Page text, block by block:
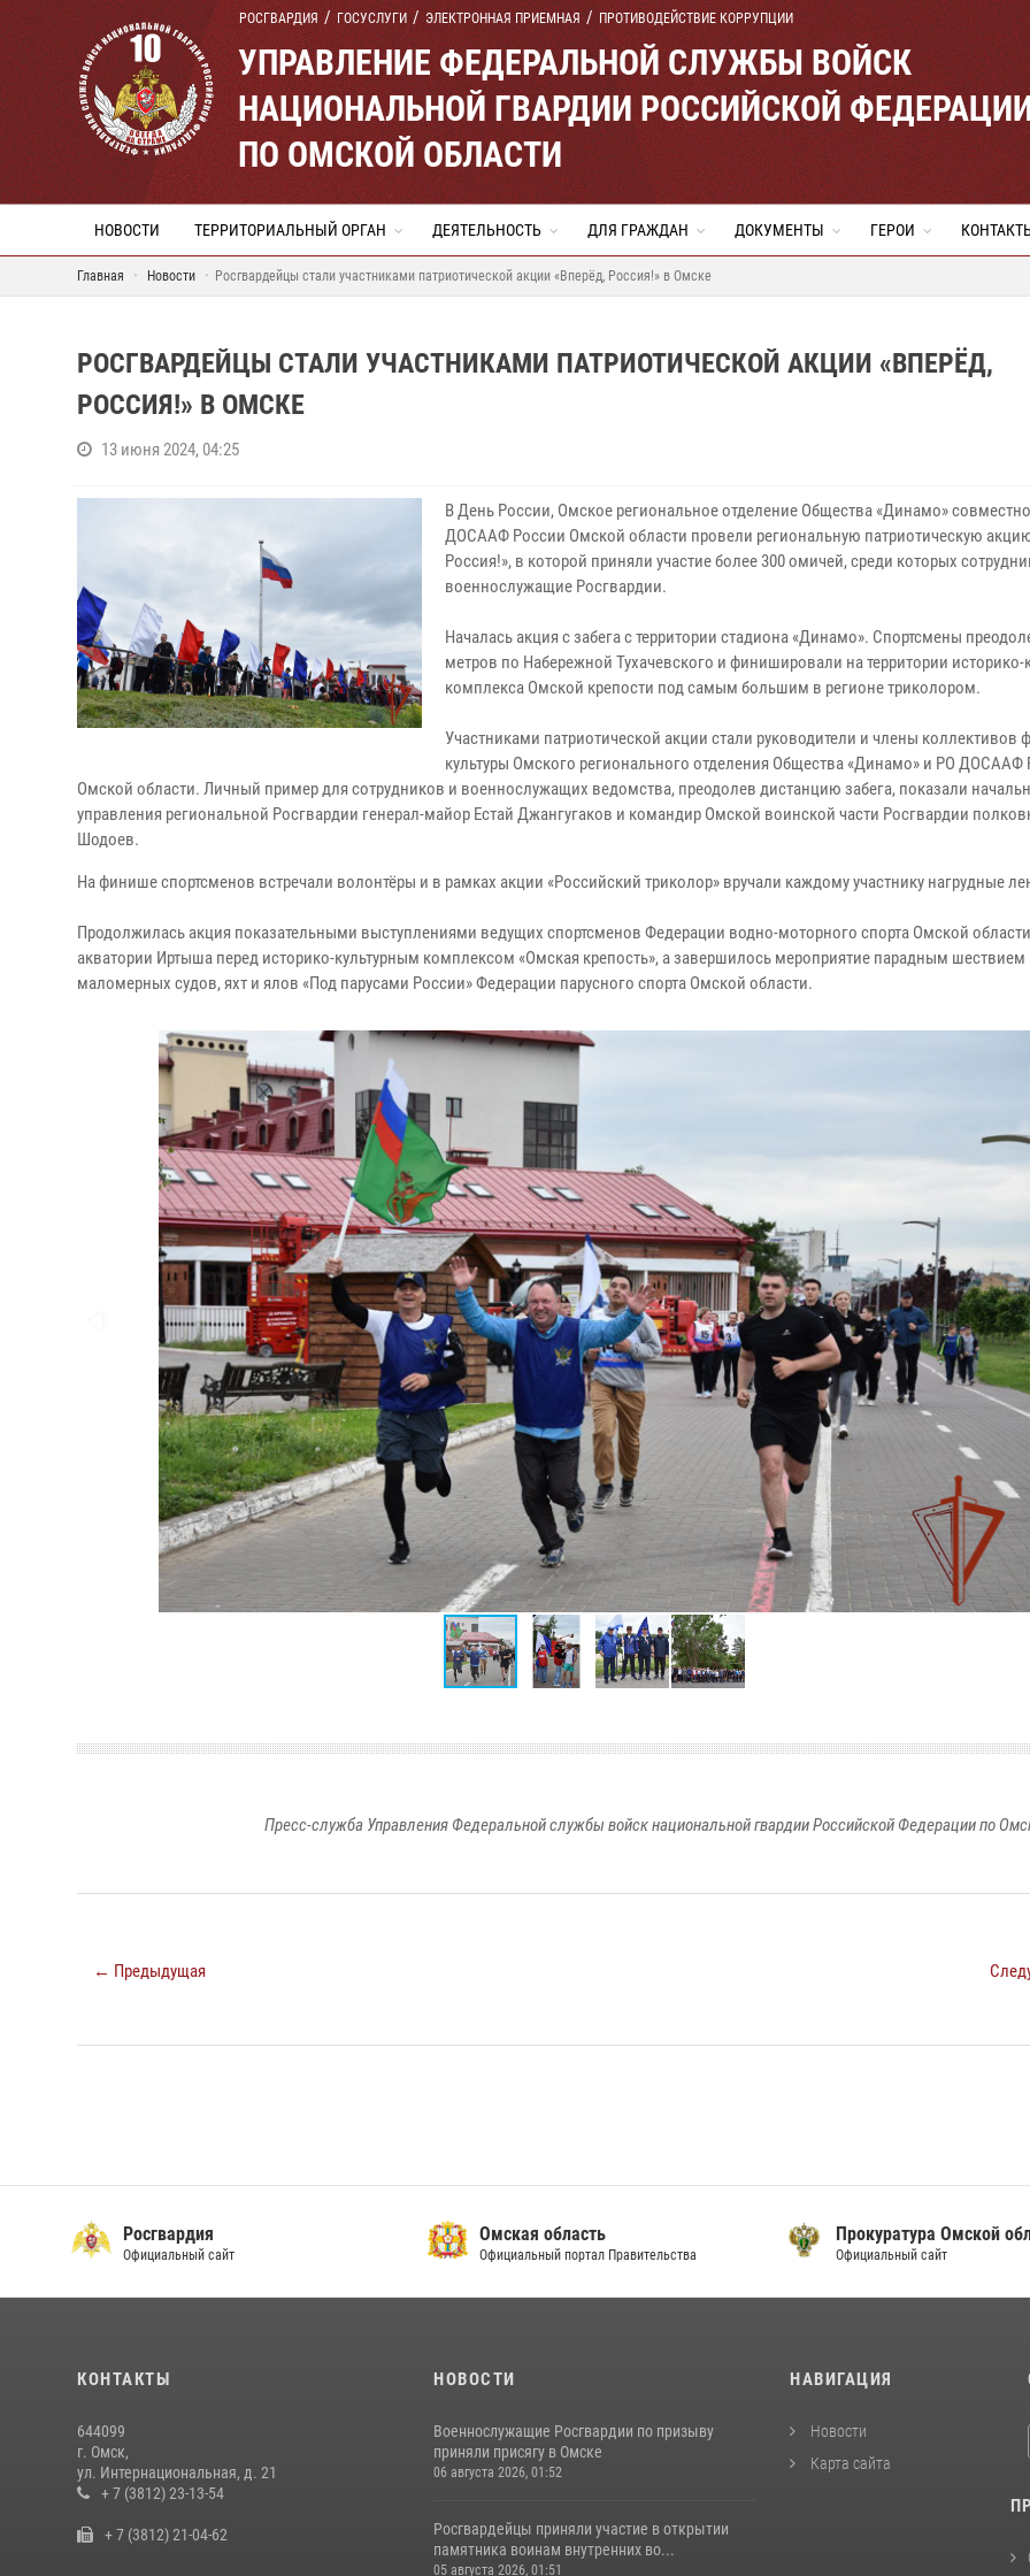
РОСГВАРДИЯ ГОСУСЛУГИ ЭЛЕКТРОННАЯ ПРИЕМНАЯ ПРОТИВОДЕЙСТВИЕ КОРРУПЦИИ
УПРАВЛЕНИЕ ФЕДЕРАЛЬНОЙ СЛУЖБЫ ВОЙСК
НАЦИОНАЛЬНОЙ ГВАРДИИ РОССИЙСКОЙ
ПО ОМСКОЙ ОБЛАСТИ
НОВОСТИ ТЕРРИТОРИАЛЬНЫЙ ОРГАН ДЕЯТЕЛЬНОСТЬ ДЛЯ ГРАЖДАН ДОКУМЕНТЫ ГЕРОИ
Главная Новости Росгвардейцы стали участниками патриотической акции «Вперёд, Россия!» в Омске
РОСГВАРДЕЙЦЫ СТАЛИ УЧАСТНИКАМИ ПАТРИОТИЧЕСКОЙ АКЦИИ «ВПЕРЁД,
РОССИЯ!» В ОМСКЕ
13 июня 2024, 04:25
В День России, Омское региональное отделение Общества «Динамо»
ДОСААФ России Омской области провели региональную патриотическую
Россия!», в которой приняли участие более 300 омичей, среди которых
военнослужащие Росгвардии.
Началась акция с забега с территории стадиона «Динамо». Спортсмены
метров по Набережной Тухачевского и финишировали на территории историко-
комплекса Омской крепости под самым большим в регионе триколором.
Участниками патриотической акции стали руководители и члены коллективов
культуры Омского регионального отделения Общества «Динамо» и РО ДОСААФ
Омской области. Личный пример для сотрудников и военнослужащих ведомства, преодолев дистанцию забега, показали
управления региональной Росгвардии генерал-майор Естай Джангугаков и командир Омской воинской части Росгвардии
Шодоев.
На финише спортсменов встречали волонтёры и в рамках акции «Российский триколор» вручали каждому участнику нагрудные
Продолжилась акция показательными выступлениями ведущих спортсменов Федерации водно-моторного спорта Омской
акватории Иртыша перед историко-культурным комплексом «Омская крепость», а завершилось мероприятие парадным шествием
маломерных судов, яхт и ялов «Под парусами России» Федерации парусного спорта Омской области.
Пресс-служба Управления Федеральной службы войск национальной гвардии Российской Федерации по
← Предыдущая
Росгвардия
Официальный сайт
Омская область
Официальный портал Правительства
Прокуратура Омской
Официальный сайт
КОНТАКТЫ
644099
г. Омск,
ул. Интернациональная, д. 21
+ 7 (3812) 23-13-54
+ 7 (3812) 21-04-62
НОВОСТИ
Военнослужащие Росгвардии по призыву
приняли присягу в Омске
06 августа 2026, 01:52
Росгвардейцы приняли участие в открытии
памятника воинам внутренних во...
05 августа 2026, 01:51
НАВИГАЦИЯ
Новости
Карта сайта